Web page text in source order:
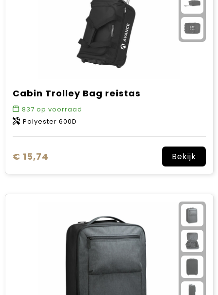
Cabin Trolley Bag reistas
837 op voorraad
Polyester 600D
€ 15,74 Bekijk